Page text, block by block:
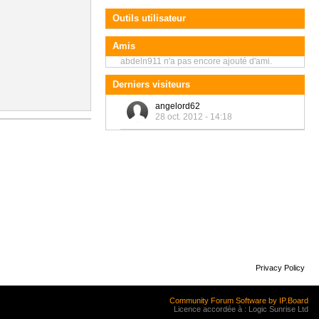
Outils utilisateur
Amis
abdeln911 n'a pas encore ajouté d'ami.
Derniers visiteurs
angelord62
28 oct. 2012 - 14:18
Privacy Policy
Community Forum Software by IP.Board
Licence accordée à : Logic Sunrise Ltd